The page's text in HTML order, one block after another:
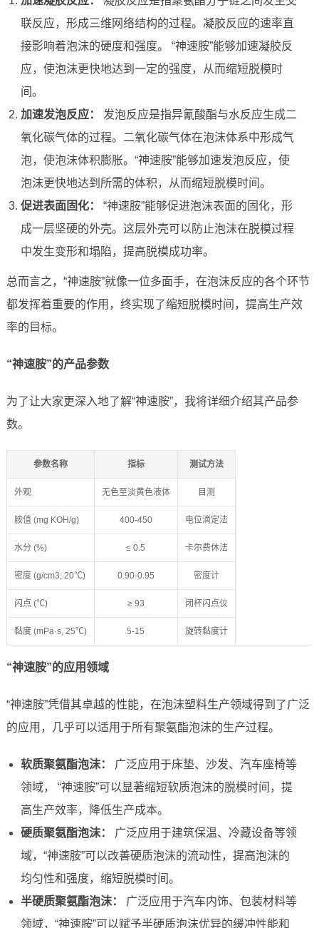
联反应，形成三维网络结构的过程。凝胶反应的速率直
接影响着泡沫的硬度和强度。 “神速胺”能够加速凝胶反
应，使泡沫更快地达到一定的强度，从而缩短脱模时
间。
加速发泡反应：
发泡反应是指异氰酸酯与水反应生成二
氧化碳气体的过程。二氧化碳气体在泡沫体系中形成气
泡，使泡沫体积膨胀。“神速胺”能够加速发泡反应，使
泡沫更快地达到所需的体积，从而缩短脱模时间。
促进表面固化：
“神速胺”能够促进泡沫表面的固化，形
成一层坚硬的外壳。这层外壳可以防止泡沫在脱模过程
中发生变形和塌陷，提高脱模成功率。
总而言之，“神速胺”就像一位多面手，在泡沫反应的各个环节
都发挥着重要的作用，终实现了缩短脱模时间，提高生产效
率的目标。
“神速胺”的产品参数
为了让大家更深入地了解“神速胺”，我将详细介绍其产品参
数。
参数名称 指标 测试方法
外观 无色至淡黄色液体 目测
胺值 (mg KOH/g) 400-450 电位滴定法
水分 (%) ≤ 0.5 卡尔费休法
密度 (g/cm3, 20℃) 0.90-0.95 密度计
闪点 (℃) ≥ 93 闭杯闪点仪
黏度 (mPa·s, 25℃) 5-15 旋转黏度计
“神速胺”的应用领域
“神速胺”凭借其卓越的性能，在泡沫塑料生产领域得到了广泛
的应用，几乎可以适用于所有聚氨酯泡沫的生产过程。
软质聚氨酯泡沫：
广泛应用于床垫、沙发、汽车座椅等
领域， “神速胺”可以显著缩短软质泡沫的脱模时间，提
高生产效率，降低生产成本。
硬质聚氨酯泡沫：
广泛应用于建筑保温、冷藏设备等领
域，“神速胺”可以改善硬质泡沫的流动性，提高泡沫的
均匀性和强度，缩短脱模时间。
半硬质聚氨酯泡沫：
广泛应用于汽车内饰、包装材料等
领域，“神速胺”可以赋予半硬质泡沫优异的缓冲性能和